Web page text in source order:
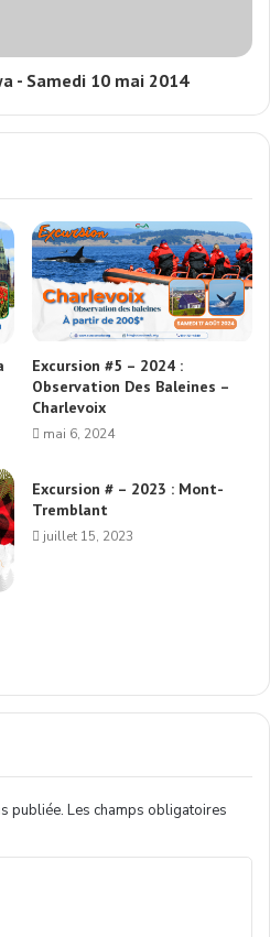
- Samedi 10 mai 2014
Excursion #5 – 2024 :
Observation Des Baleines –
Charlevoix
mai 6, 2024
Excursion # – 2023 : Mont-
Tremblant
juillet 15, 2023
publiée. Les champs obligatoires